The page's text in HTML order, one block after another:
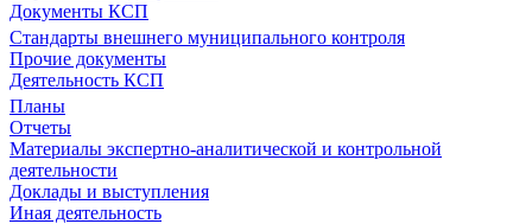
Документы КСП
Стандарты внешнего муниципального контроля
Прочие документы
Деятельность КСП
Планы
Отчеты
Материалы экспертно-аналитической и контрольной
деятельности
Доклады и выступления
Иная деятельность